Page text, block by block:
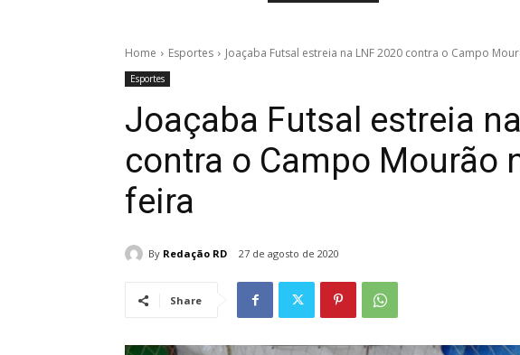
Home Esportes Joaçaba Futsal estreia na LNF 2020 contra o Campo
Esportes
Joaçaba Futsal estreia
contra o Campo Mourão
feira
By Redação RD 27 de agosto de 2020
Share